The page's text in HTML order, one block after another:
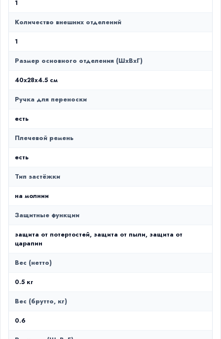
1
Количество внешних отделений
1
Размер основного отделения (ШxВxГ)
40x28x4.5 см
Ручка для переноски
есть
Плечевой ремень
есть
Тип застёжки
на молнии
Защитные функции
защита от потертостей, защита от пыли, защита от
царапин
Вес (нетто)
0.5 кг
Вес (брутто, кг)
0.6